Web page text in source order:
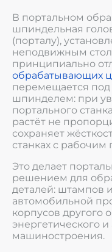
В портальном
шпиндельная
(порталу),
неподвижным
принципиально
обрабатывающих
перемещается
шпинделем: при
портального
растёт не
сохраняет
станках с рабочим
Это делает
решением для
деталей: штампов
автомобильной
корпусов другого
энергетического
машиностроения.